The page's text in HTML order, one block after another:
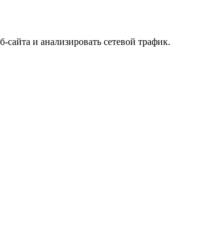
и анализировать сетевой трафик.